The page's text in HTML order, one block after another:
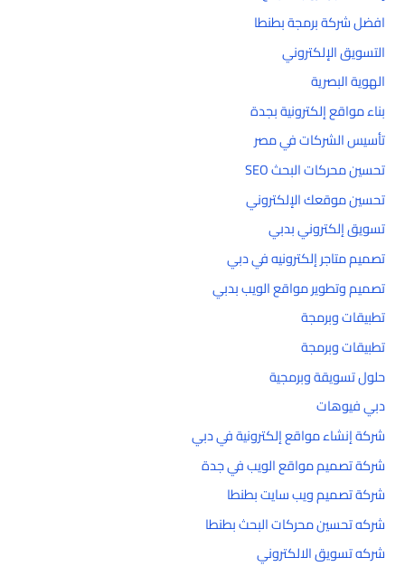
افضل شركة برمجة بطنطا
التسويق الإلكتروني
الهوية البصرية
بناء مواقع إلكترونية بجدة
تأسيس الشركات في مصر
تحسين محركات البحث SEO
تحسين موقعك الإلكتروني
تسويق إلكتروني بدبي
تصميم متاجر إلكترونيه في دبي
تصميم وتطوير مواقع الويب بدبي
تطبيقات وبرمجة
تطبيقات وبرمجة
حلول تسويقة وبرمجية
دبي فيوهات
شركة إنشاء مواقع إلكترونية في دبي
شركة تصميم مواقع الويب في جدة
شركة تصميم ويب سايت بطنطا
شركه تحسين محركات البحث بطنطا
شركه تسويق الالكتروني